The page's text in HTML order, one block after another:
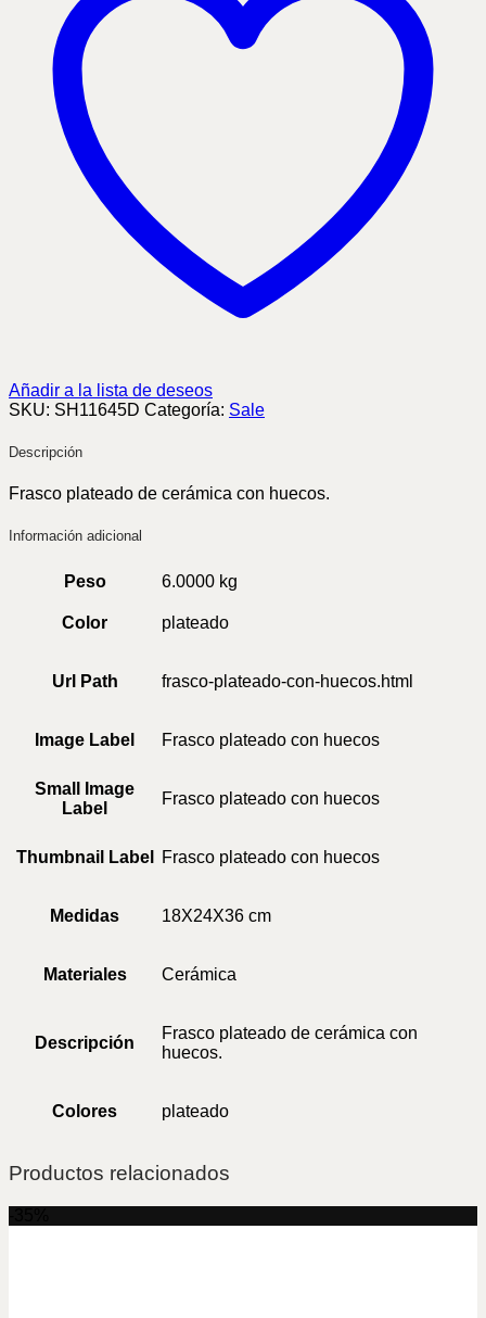
Añadir a la lista de deseos
SKU: SH11645D Categoría: Sale
Descripción
Frasco plateado de cerámica con huecos.
Información adicional
Peso 6.0000 kg
Color plateado
Url Path frasco-plateado-con-huecos.html
Image Label Frasco plateado con huecos
Small Image
Label
Frasco plateado con huecos
Thumbnail Label Frasco plateado con huecos
Medidas 18X24X36 cm
Materiales Cerámica
Descripción
Frasco plateado de cerámica con
huecos.
Colores plateado
Productos relacionados